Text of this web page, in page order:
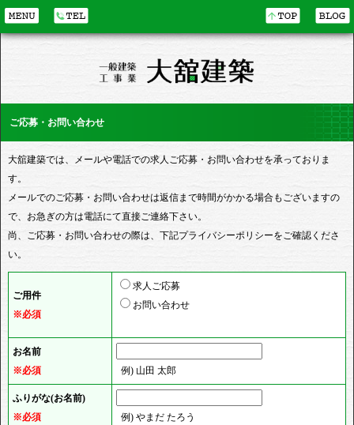
ご応募・お問い合わせ
大舘建築では、メールや電話での求人ご応募・お問い合わせを承っておりま
す。
メールでのご応募・お問い合わせは返信まで時間がかかる場合もございますの
で、お急ぎの方は電話にて直接ご連絡下さい。
尚、ご応募・お問い合わせの際は、下記プライバシーポリシーをご確認くださ
い。
ご用件
※必須
求人ご応募
お問い合わせ
お名前
※必須
例) 山田 太郎
ふりがな(お名前)
※必須
例) やまだ たろう